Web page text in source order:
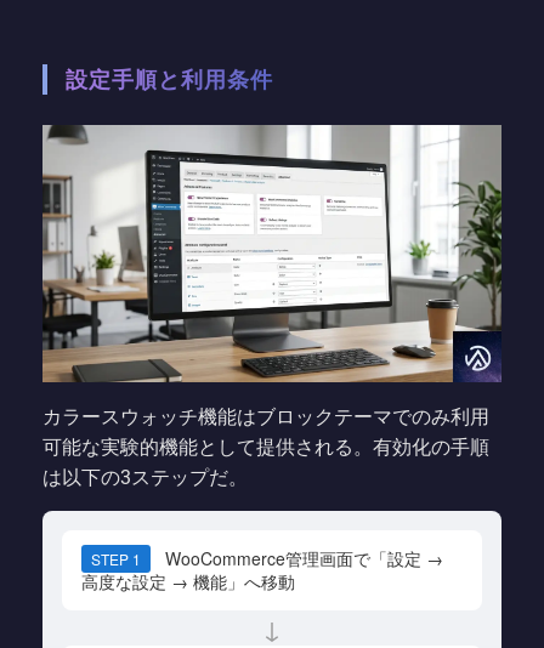
設定手順と利用条件
カラースウォッチ機能はブロックテーマでのみ利用
可能な実験的機能として提供される。有効化の手順
は以下の3ステップだ。
STEP 1
WooCommerce管理画面で「設定 →
高度な設定 → 機能」へ移動
↓